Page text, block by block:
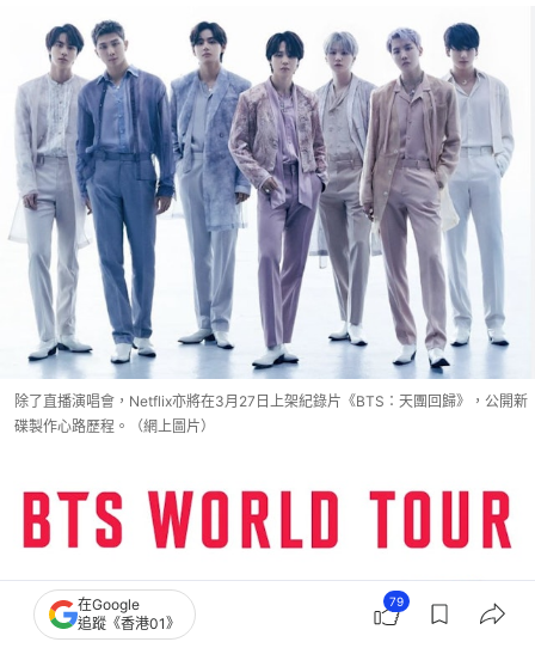
除了直播演唱會，Netflix亦將在3月27日上架紀錄片《BTS：天團回歸》，公開新
碟製作心路歷程。（網上圖片）
在Google
追蹤《香港01》
79